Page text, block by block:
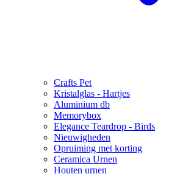
Crafts Pet
Kristalglas - Hartjes
Aluminium db
Memorybox
Elegance Teardrop - Birds
Nieuwigheden
Opruiming met korting
Ceramica Urnen
Houten urnen